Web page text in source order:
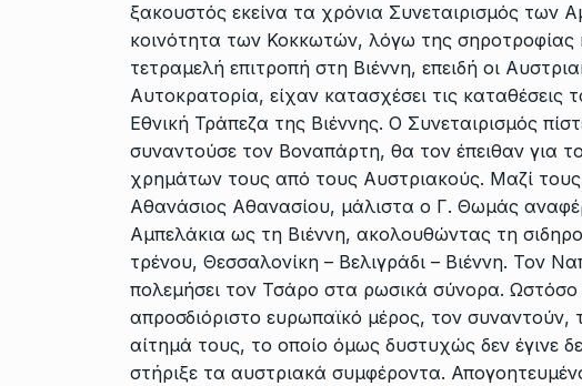
ξακουστός εκείνα τα χρόνια Συνεταιρισμός των
κοινότητα των Κοκκωτών, λόγω της σηροτροφίας
τετραμελή επιτροπή στη Βιέννη, επειδή οι
Αυτοκρατορία, είχαν κατασχέσει τις καταθέσεις
Εθνική Τράπεζα της Βιέννης. Ο Συνεταιρισμός
συναντούσε τον Βοναπάρτη, θα τον έπειθαν για
χρημάτων τους από τους Αυστριακούς. Μαζί
Αθανάσιος Αθανασίου, μάλιστα ο Γ. Θωμάς
Αμπελάκια ως τη Βιέννη, ακολουθώντας τη
τρένου, Θεσσαλονίκη – Βελιγράδι – Βιέννη. Τον
πολεμήσει τον Τσάρο στα ρωσικά σύνορα. Ωστόσο
απροσδιόριστο ευρωπαϊκό μέρος, τον
αίτημά τους, το οποίο όμως δυστυχώς δεν έγινε
στήριξε τα αυστριακά συμφέροντα.